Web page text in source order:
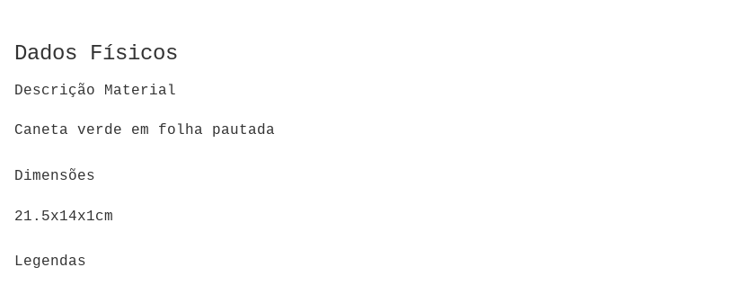
Dados Físicos
Descrição Material
Caneta verde em folha pautada
Dimensões
21.5x14x1cm
Legendas